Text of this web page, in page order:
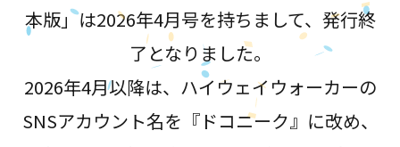
本版」は2026年4月号を持ちまして、発行終
了となりました。
2026年4月以降は、ハイウェイウォーカーの
SNSアカウント名を『ドコニーク』に改め、